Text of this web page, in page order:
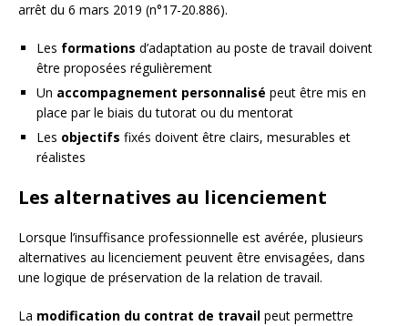
arrêt du 6 mars 2019 (n°17-20.886).
Les formations d’adaptation au poste de travail doivent
être proposées régulièrement
Un accompagnement personnalisé peut être mis en
place par le biais du tutorat ou du mentorat
Les objectifs fixés doivent être clairs, mesurables et
réalistes
Les alternatives au licenciement
Lorsque l’insuffisance professionnelle est avérée, plusieurs
alternatives au licenciement peuvent être envisagées, dans
une logique de préservation de la relation de travail.
La modification du contrat de travail peut permettre